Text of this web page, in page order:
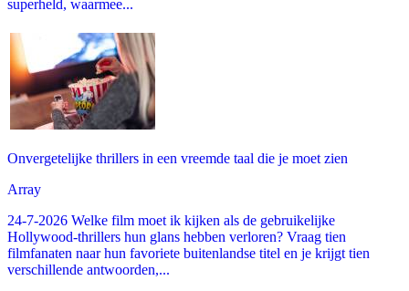
superheld, waarmee...
Onvergetelijke thrillers in een vreemde taal die je moet zien
Array
24-7-2026 Welke film moet ik kijken als de gebruikelijke
Hollywood-thrillers hun glans hebben verloren? Vraag tien
filmfanaten naar hun favoriete buitenlandse titel en je krijgt tien
verschillende antwoorden,...